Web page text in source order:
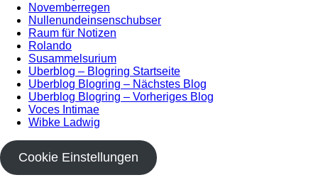
Novemberregen
Nullenundeinsenschubser
Raum für Notizen
Rolando
Susammelsurium
Uberblog – Blogring Startseite
Uberblog Blogring – Nächstes Blog
Uberblog Blogring – Vorheriges Blog
Voces Intimae
Wibke Ladwig
Cookie Einstellungen